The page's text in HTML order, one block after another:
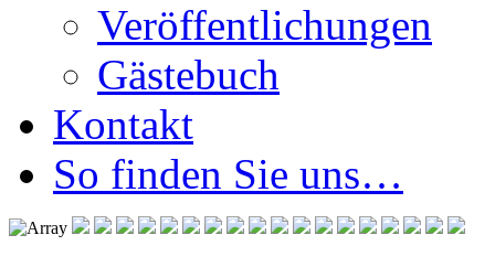
Veröffentlichungen
Gästebuch
Kontakt
So finden Sie uns…